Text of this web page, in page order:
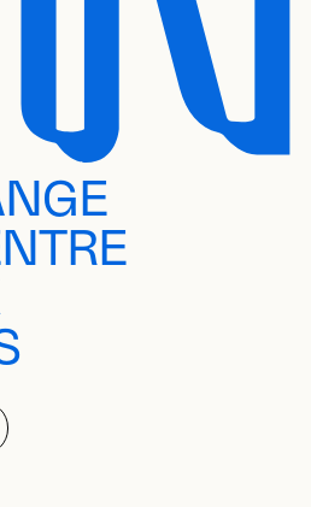
SOCIAUX
SUR
NOUS SUR
NOUS SUR